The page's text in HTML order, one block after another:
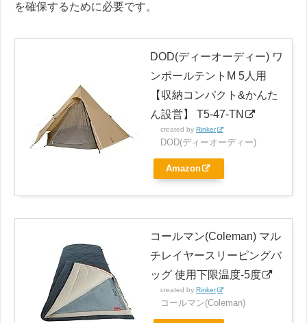
を確保するために必要です。
DOD(ディーオーディー) ワ
ンポールテントM 5人用
【収納コンパクト&かんた
ん設営】 T5-47-TN
created by Rinker
DOD(ディーオーディー)
Amazon
コールマン(Coleman) マル
チレイヤースリーピングバ
ッグ 使用下限温度-5度
created by Rinker
コールマン(Coleman)